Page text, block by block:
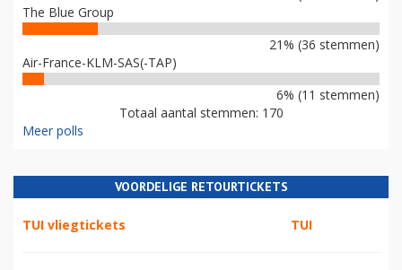
The Blue Group
21% (36 stemmen)
Air-France-KLM-SAS(-TAP)
6% (11 stemmen)
Totaal aantal stemmen: 170
Meer polls
VOORDELIGE RETOURTICKETS
TUI vliegtickets TUI